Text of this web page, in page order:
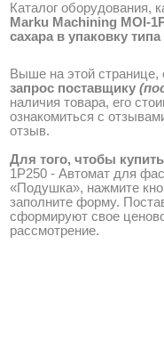
Каталог оборудования,
Marku Machining MOI-
сахара в упаковку
Выше на этой странице,
запрос поставщику
наличия товара, его
ознакомиться с
отзыв.
Для того, чтобы
1P250 - Автомат для
«Подушка», нажмите
заполните форму.
сформируют свое
рассмотрение.